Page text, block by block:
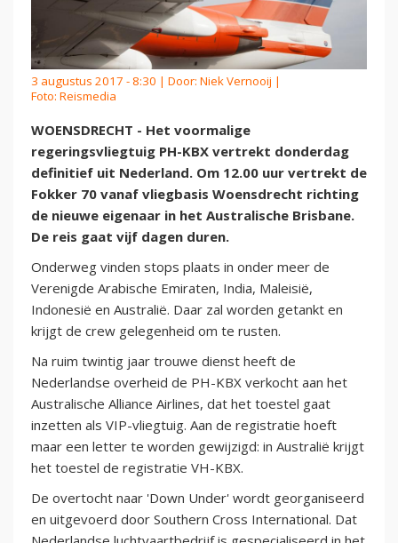
3 augustus 2017 - 8:30 | Door: Niek Vernooij |
Foto: Reismedia
WOENSDRECHT - Het voormalige
regeringsvliegtuig PH-KBX vertrekt donderdag
definitief uit Nederland. Om 12.00 uur vertrekt de
Fokker 70 vanaf vliegbasis Woensdrecht richting
de nieuwe eigenaar in het Australische Brisbane.
De reis gaat vijf dagen duren.
Onderweg vinden stops plaats in onder meer de
Verenigde Arabische Emiraten, India, Maleisië,
Indonesië en Australië. Daar zal worden getankt en
krijgt de crew gelegenheid om te rusten.
Na ruim twintig jaar trouwe dienst heeft de
Nederlandse overheid de PH-KBX verkocht aan het
Australische Alliance Airlines, dat het toestel gaat
inzetten als VIP-vliegtuig. Aan de registratie hoeft
maar een letter te worden gewijzigd: in Australië krijgt
het toestel de registratie VH-KBX.
De overtocht naar 'Down Under' wordt georganiseerd
en uitgevoerd door Southern Cross International. Dat